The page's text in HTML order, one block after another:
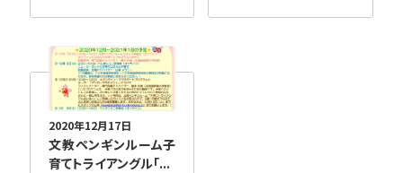
2020年12月17日
文教ペンギンルーム子
育てトライアングル「...